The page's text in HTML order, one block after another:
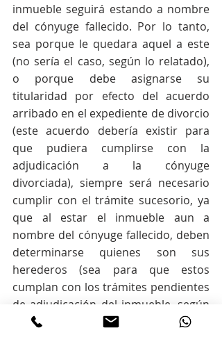
inmueble seguirá estando a nombre
del cónyuge fallecido. Por lo tanto,
sea porque le quedara aquel a este
(no sería el caso, según lo relatado),
o porque debe asignarse su
titularidad por efecto del acuerdo
arribado en el expediente de divorcio
(este acuerdo debería existir para
que pudiera cumplirse con la
adjudicación a la cónyuge
divorciada), siempre será necesario
cumplir con el trámite sucesorio, ya
que al estar el inmueble aun a
nombre del cónyuge fallecido, deben
determinarse quienes son sus
herederos (sea para que estos
cumplan con los trámites pendientes
de adjudicación del inmueble, según
el divorcio como para que estos